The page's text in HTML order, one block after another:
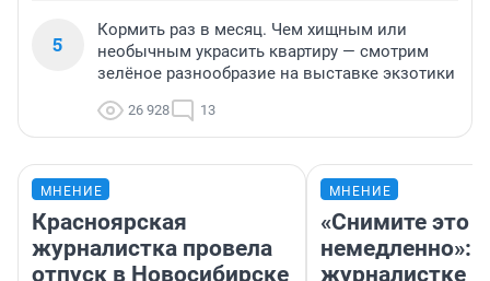
5
Кормить раз в месяц. Чем хищным или
необычным украсить квартиру — смотрим
зелёное разнообразие на выставке экзотики
26 928 13
МНЕНИЕ
Красноярская
журналистка провела
отпуск в Новосибирске
МНЕНИЕ
«Снимите это
немедленно»:
журналистке